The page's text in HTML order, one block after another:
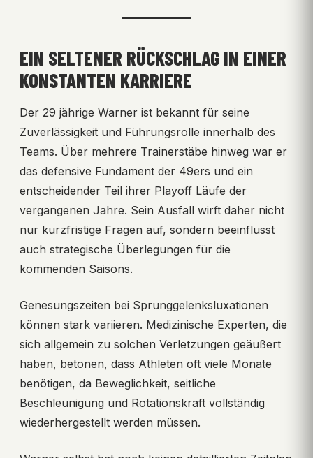
EIN SELTENER RÜCKSCHLAG IN EINER
KONSTANTEN KARRIERE
Der 29 jährige Warner ist bekannt für seine
Zuverlässigkeit und Führungsrolle innerhalb des
Teams. Über mehrere Trainerstäbe hinweg war er
das defensive Fundament der 49ers und ein
entscheidender Teil ihrer Playoff Läufe der
vergangenen Jahre. Sein Ausfall wirft daher nicht
nur kurzfristige Fragen auf, sondern beeinflusst
auch strategische Überlegungen für die
kommenden Saisons.
Genesungszeiten bei Sprunggelenksluxationen
können stark variieren. Medizinische Experten, die
sich allgemein zu solchen Verletzungen geäußert
haben, betonen, dass Athleten oft viele Monate
benötigen, da Beweglichkeit, seitliche
Beschleunigung und Rotationskraft vollständig
wiederhergestellt werden müssen.